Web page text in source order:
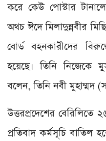
করে কেউ পোস্টার
অথচ ঈদে মিলাদুন্নবীর
বোর্ড বহনকারীদের
হয়েছে। তিনি নিজেকে
বলেন, তিনি নবী মুহাম্মদ
উত্তরপ্রদেশের বেরিলিতে
প্রতিবাদ কর্মসূচি বাতিল